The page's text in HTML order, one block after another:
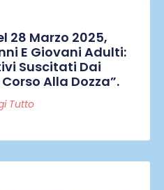
28 Marzo 2025,
E Giovani Adulti:
Suscitati Dai
Alla Dozza”.
Tutto